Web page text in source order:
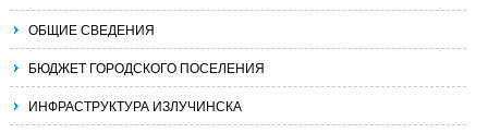
ОБЩИЕ СВЕДЕНИЯ
БЮДЖЕТ ГОРОДСКОГО ПОСЕЛЕНИЯ
ИНФРАСТРУКТУРА ИЗЛУЧИНСКА